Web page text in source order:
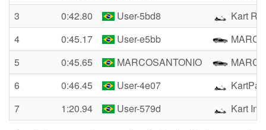
3
0:42.80 User-5bd8
Kart Rd
4
0:45.17 User-e5bb
5
0:45.65 MARCOSANTONIO
6
0:46.45 User-4e07
7
1:20.94 User-579d Kart